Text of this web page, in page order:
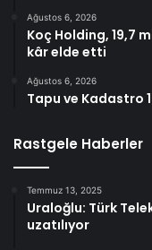
Ağustos 6, 2026
Koç Holding, 19,7
kâr elde etti
Ağustos 6, 2026
Tapu ve Kadastro
Rastgele Haberler
Temmuz 13, 2025
Uraloğlu: Türk
uzatılıyor